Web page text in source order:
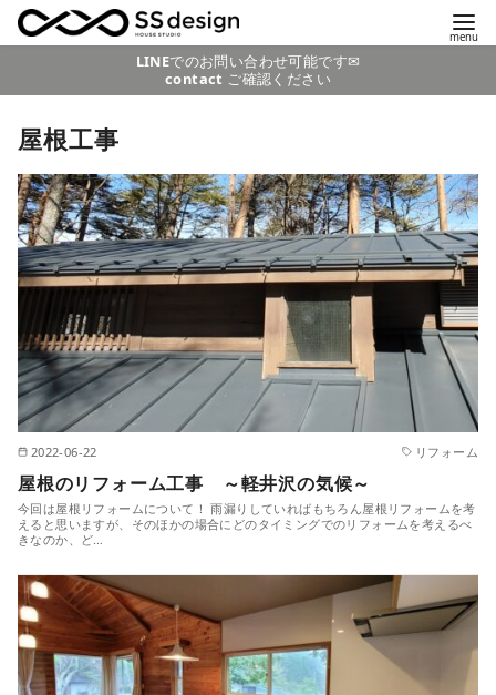
LINEでのお問い合わせ可能です✉
contact ご確認ください
屋根工事
2022-06-22 リフォーム
屋根のリフォーム工事 ～軽井沢の気候～
今回は屋根リフォームについて！ 雨漏りしていればもちろん屋根リフォームを考
えると思いますが、そのほかの場合にどのタイミングでのリフォームを考えるべ
きなのか、ど…